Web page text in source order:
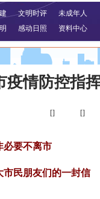
文明时评
未成年人
感动日照 资料中心
疫情防控指
[] []
必要不离市
民朋友们的一封信